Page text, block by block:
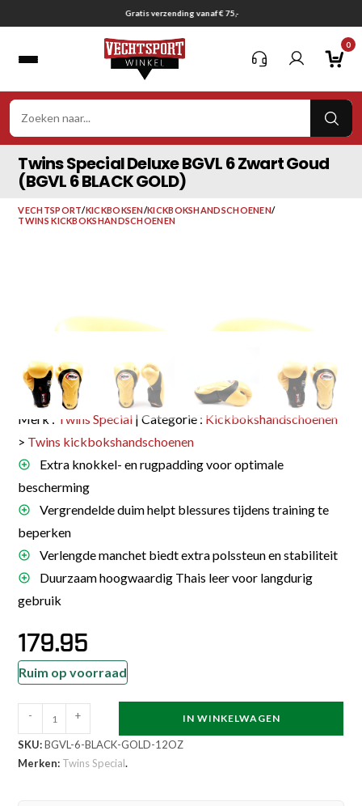
naar
Gratis verzending vanaf € 75,-
0
Twins Special Deluxe BGVL 6 Zwart Goud
(BGVL 6 BLACK GOLD)
VECHTSPORT/KICKBOKSEN/KICKBOKSHANDSCHOENEN/
TWINS KICKBOKSHANDSCHOENEN
Merk : Twins Special | Categorie : Kickbokshandschoenen
> Twins kickbokshandschoenen
Extra knokkel- en rugpadding voor optimale
bescherming
Vergrendelde duim helpt blessures tijdens training te
beperken
Verlengde manchet biedt extra polssteun en stabiliteit
Duurzaam hoogwaardig Thais leer voor langdurig
gebruik
179.95
Ruim op voorraad
Twins
Special
Deluxe
- + IN WINKELWAGEN
SKU:BGVL-6-BLACK-GOLD-12OZ
Merken: Twins Special.